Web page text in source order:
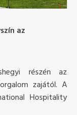
az
részén az
zajától. A
Hospitality